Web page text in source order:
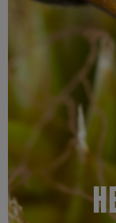
De heipaalkever
Hij lijkt op de
heipaalkever
volwassen
heipaalkever is
zwart uiteinde